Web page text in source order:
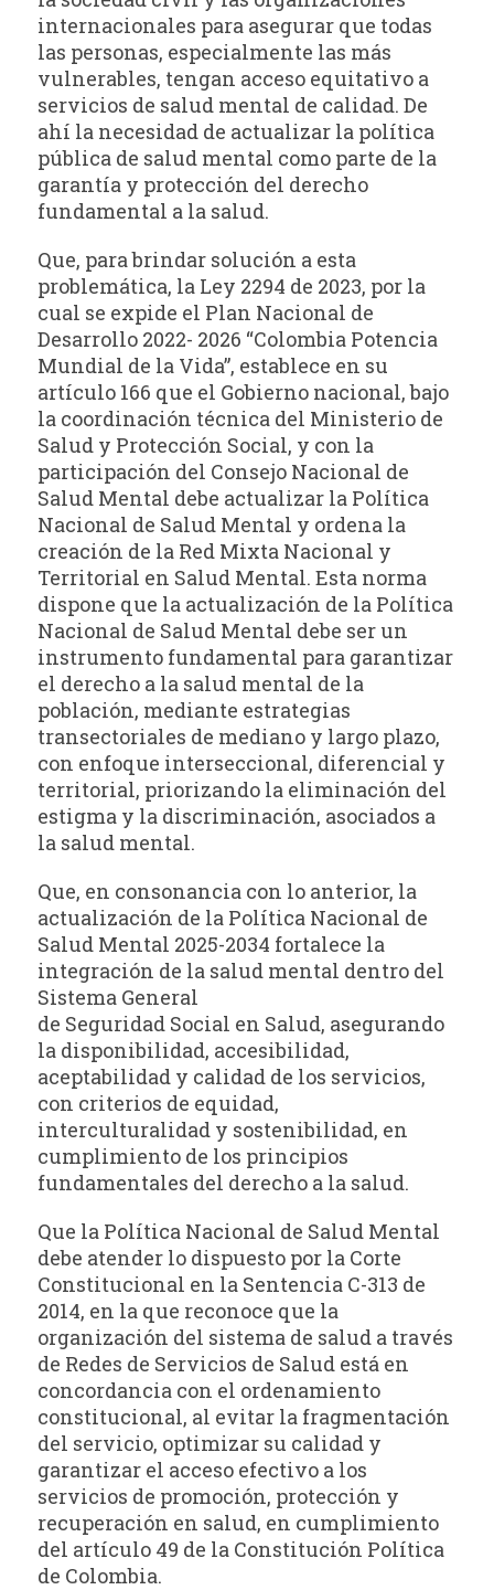
internacionales para asegurar que todas
las personas, especialmente las más
vulnerables, tengan acceso equitativo a
servicios de salud mental de calidad. De
ahí la necesidad de actualizar la política
pública de salud mental como parte de la
garantía y protección del derecho
fundamental a la salud.
Que, para brindar solución a esta
problemática, la Ley 2294 de 2023, por la
cual se expide el Plan Nacional de
Desarrollo 2022- 2026 “Colombia Potencia
Mundial de la Vida”, establece en su
artículo 166 que el Gobierno nacional, bajo
la coordinación técnica del Ministerio de
Salud y Protección Social, y con la
participación del Consejo Nacional de
Salud Mental debe actualizar la Política
Nacional de Salud Mental y ordena la
creación de la Red Mixta Nacional y
Territorial en Salud Mental. Esta norma
dispone que la actualización de la Política
Nacional de Salud Mental debe ser un
instrumento fundamental para garantizar
el derecho a la salud mental de la
población, mediante estrategias
transectoriales de mediano y largo plazo,
con enfoque interseccional, diferencial y
territorial, priorizando la eliminación del
estigma y la discriminación, asociados a
la salud mental.
Que, en consonancia con lo anterior, la
actualización de la Política Nacional de
Salud Mental 2025-2034 fortalece la
integración de la salud mental dentro del
Sistema General
de Seguridad Social en Salud, asegurando
la disponibilidad, accesibilidad,
aceptabilidad y calidad de los servicios,
con criterios de equidad,
interculturalidad y sostenibilidad, en
cumplimiento de los principios
fundamentales del derecho a la salud.
Que la Política Nacional de Salud Mental
debe atender lo dispuesto por la Corte
Constitucional en la Sentencia C-313 de
2014, en la que reconoce que la
organización del sistema de salud a través
de Redes de Servicios de Salud está en
concordancia con el ordenamiento
constitucional, al evitar la fragmentación
del servicio, optimizar su calidad y
garantizar el acceso efectivo a los
servicios de promoción, protección y
recuperación en salud, en cumplimiento
del artículo 49 de la Constitución Política
de Colombia.